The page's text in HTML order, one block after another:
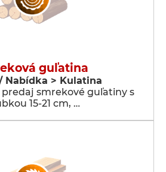
guľatina
Nabídka > Kulatina
smrekové guľatiny s
15-21 cm, …